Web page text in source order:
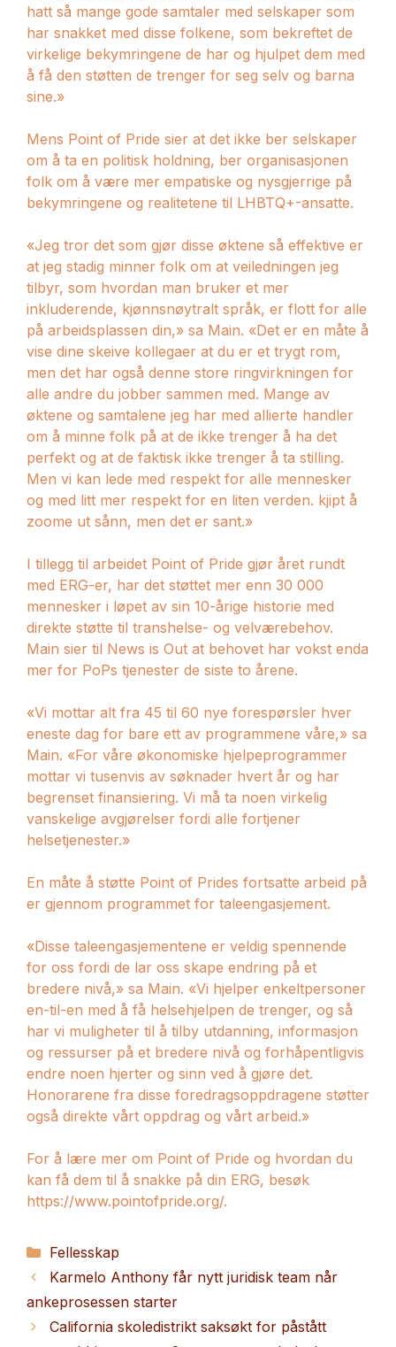
hatt så mange gode samtaler med selskaper som
har snakket med disse folkene, som bekreftet de
virkelige bekymringene de har og hjulpet dem med
å få den støtten de trenger for seg selv og barna
sine.»
Mens Point of Pride sier at det ikke ber selskaper
om å ta en politisk holdning, ber organisasjonen
folk om å være mer empatiske og nysgjerrige på
bekymringene og realitetene til LHBTQ+-ansatte.
«Jeg tror det som gjør disse øktene så effektive er
at jeg stadig minner folk om at veiledningen jeg
tilbyr, som hvordan man bruker et mer
inkluderende, kjønnsnøytralt språk, er flott for alle
på arbeidsplassen din,» sa Main. «Det er en måte å
vise dine skeive kollegaer at du er et trygt rom,
men det har også denne store ringvirkningen for
alle andre du jobber sammen med. Mange av
øktene og samtalene jeg har med allierte handler
om å minne folk på at de ikke trenger å ha det
perfekt og at de faktisk ikke trenger å ta stilling.
Men vi kan lede med respekt for alle mennesker
og med litt mer respekt for en liten verden. kjipt å
zoome ut sånn, men det er sant.»
I tillegg til arbeidet Point of Pride gjør året rundt
med ERG-er, har det støttet mer enn 30 000
mennesker i løpet av sin 10-årige historie med
direkte støtte til transhelse- og velværebehov.
Main sier til News is Out at behovet har vokst enda
mer for PoPs tjenester de siste to årene.
«Vi mottar alt fra 45 til 60 nye forespørsler hver
eneste dag for bare ett av programmene våre,» sa
Main. «For våre økonomiske hjelpeprogrammer
mottar vi tusenvis av søknader hvert år og har
begrenset finansiering. Vi må ta noen virkelig
vanskelige avgjørelser fordi alle fortjener
helsetjenester.»
En måte å støtte Point of Prides fortsatte arbeid på
er gjennom programmet for taleengasjement.
«Disse taleengasjementene er veldig spennende
for oss fordi de lar oss skape endring på et
bredere nivå,» sa Main. «Vi hjelper enkeltpersoner
en-til-en med å få helsehjelpen de trenger, og så
har vi muligheter til å tilby utdanning, informasjon
og ressurser på et bredere nivå og forhåpentligvis
endre noen hjerter og sinn ved å gjøre det.
Honorarene fra disse foredragsoppdragene støtter
også direkte vårt oppdrag og vårt arbeid.»
For å lære mer om Point of Pride og hvordan du
kan få dem til å snakke på din ERG, besøk
https://www.pointofpride.org/.
Kategorier
Fellesskap
Karmelo Anthony får nytt juridisk team når
ankeprosessen starter
California skoledistrikt saksøkt for påstått